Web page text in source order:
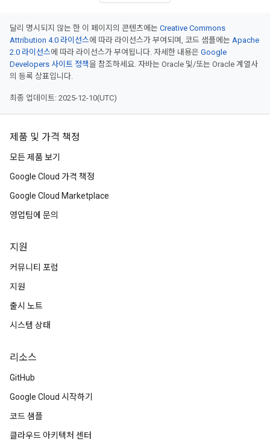
달리 명시되지 않는 한 이 페이지의 콘텐츠에는 Creative Commons
Attribution 4.0 라이선스에 따라 라이선스가 부여되며, 코드 샘플에는 Apache
2.0 라이선스에 따라 라이선스가 부여됩니다. 자세한 내용은 Google
Developers 사이트 정책을 참조하세요. 자바는 Oracle 및/또는 Oracle 계열사
의 등록 상표입니다.
최종 업데이트: 2025-12-10(UTC)
제품 및 가격 책정
모든 제품 보기
Google Cloud 가격 책정
Google Cloud Marketplace
영업팀에 문의
지원
커뮤니티 포럼
지원
출시 노트
시스템 상태
리소스
GitHub
Google Cloud 시작하기
코드 샘플
클라우드 아키텍처 센터